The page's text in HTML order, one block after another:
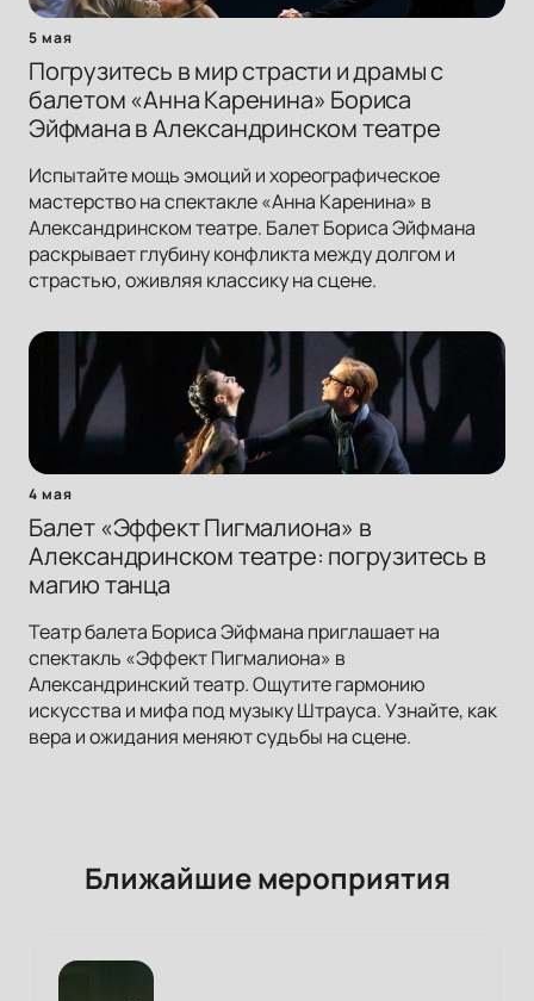
5 мая
Погрузитесь в мир страсти и драмы с
балетом «Анна Каренина» Бориса
Эйфмана в Александринском театре
Испытайте мощь эмоций и хореографическое
мастерство на спектакле «Анна Каренина» в
Александринском театре. Балет Бориса Эйфмана
раскрывает глубину конфликта между долгом и
страстью, оживляя классику на сцене.
4 мая
Балет «Эффект Пигмалиона» в
Александринском театре: погрузитесь в
магию танца
Театр балета Бориса Эйфмана приглашает на
спектакль «Эффект Пигмалиона» в
Александринский театр. Ощутите гармонию
искусства и мифа под музыку Штрауса. Узнайте, как
вера и ожидания меняют судьбы на сцене.
Ближайшие мероприятия